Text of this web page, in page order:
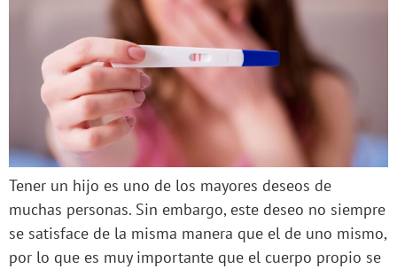
Tener un hijo es uno de los mayores deseos de
muchas personas. Sin embargo, este deseo no siempre
se satisface de la misma manera que el de uno mismo,
por lo que es muy importante que el cuerpo propio se